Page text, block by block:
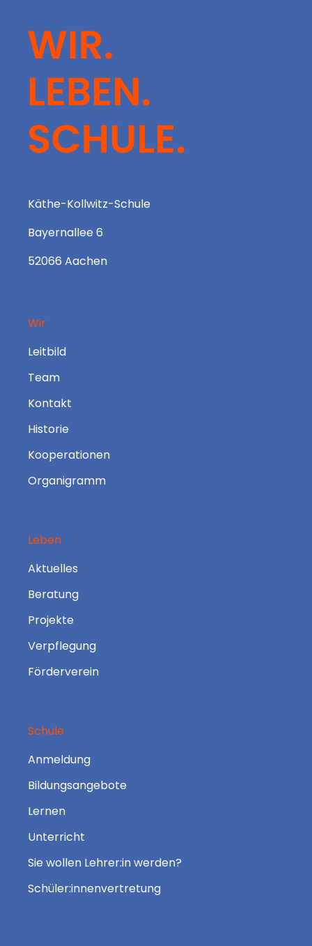
Käthe-Kollwitz-Schule
Bayernallee 6
52066 Aachen
Wir
Leitbild
Team
Kontakt
Historie
Kooperationen
Organigramm
Leben
Aktuelles
Beratung
Projekte
Verpflegung
Förderverein
Schule
Anmeldung
Bildungsangebote
Lernen
Unterricht
Sie wollen Lehrer:in werden?
Schüler:innenvertretung